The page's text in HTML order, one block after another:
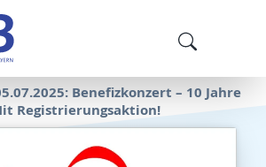
Benefizkonzert – 10 Jahre
Registrierungsaktion!